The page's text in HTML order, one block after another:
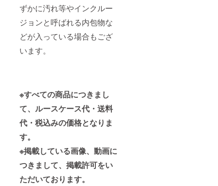
ずかに汚れ等やインクルー
ジョンと呼ばれる内包物な
どが入っている場合もござ
います。
※すべての商品につきまし
て、ルースケース代・送料
代・税込みの価格となりま
す。
※掲載している画像、動画に
つきまして、掲載許可をい
ただいております。